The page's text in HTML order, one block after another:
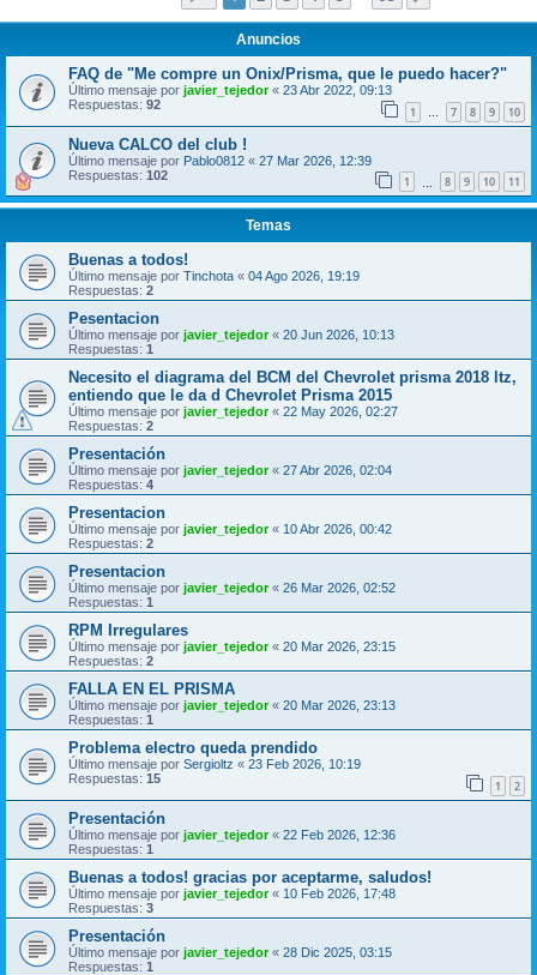
Anuncios
FAQ de "Me compre un Onix/Prisma, que le puedo hacer?"
Último mensaje por javier_tejedor« 23 Abr 2022, 09:13
Respuestas: 92 1 … 7 8 9 10
Nueva CALCO del club !
Último mensaje por Pablo0812 « 27 Mar 2026, 12:39
Respuestas: 102 1 8 9 10 11
Temas
Buenas a todos!
Último mensaje por Tinchota « 04 Ago 2026, 19:19
Respuestas: 2
Pesentacion
Último mensaje por javier_tejedor« 20 Jun 2026, 10:13
Respuestas: 1
Necesito el diagrama del BCM del Chevrolet prisma 2018 ltz,
entiendo que le da d Chevrolet Prisma 2015
Último mensaje por javier_tejedor« 22 May 2026, 02:27
Respuestas: 2
Presentación
Último mensaje por javier_tejedor« 27 Abr 2026, 02:04
Respuestas: 4
Presentacion
Último mensaje por javier_tejedor« 10 Abr 2026, 00:42
Respuestas: 2
Presentacion
Último mensaje por javier_tejedor« 26 Mar 2026, 02:52
Respuestas: 1
RPM Irregulares
Último mensaje por javier_tejedor« 20 Mar 2026, 23:15
Respuestas: 2
FALLA EN EL PRISMA
Último mensaje por javier_tejedor« 20 Mar 2026, 23:13
Respuestas: 1
Problema electro queda prendido
Último mensaje por Sergioltz « 23 Feb 2026, 10:19
Respuestas: 15 1 2
Presentación
Último mensaje por javier_tejedor« 22 Feb 2026, 12:36
Respuestas: 1
Buenas a todos! gracias por aceptarme, saludos!
Último mensaje por javier_tejedor« 10 Feb 2026, 17:48
Respuestas: 3
Presentación
Último mensaje por javier_tejedor« 28 Dic 2025, 03:15
Respuestas: 1